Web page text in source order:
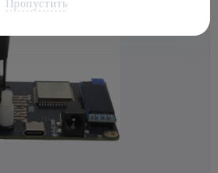
Пропустить